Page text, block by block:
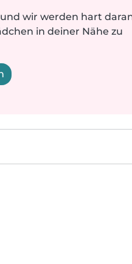
wir werden hart
in deiner Nähe zu